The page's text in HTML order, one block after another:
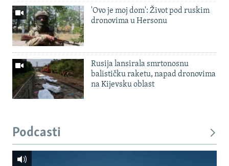
'Ovo je moj dom': Život pod ruskim
dronovima u Hersonu
Rusija lansirala smrtonosnu
balističku raketu, napad dronovima
na Kijevsku oblast
Podcasti